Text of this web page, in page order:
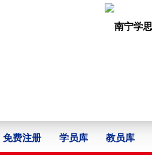
免费注册 学员库 教员库